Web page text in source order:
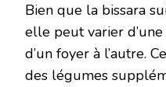
Bien que la bissara
elle peut varier
d’un foyer à l’autre.
des légumes